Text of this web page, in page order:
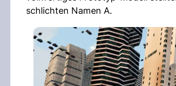
schlichten Namen A.